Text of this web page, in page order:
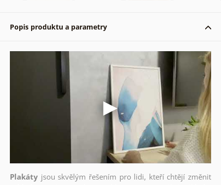
Popis produktu a parametry
Plakáty jsou skvělým řešením pro lidi, kteří chtějí změnit